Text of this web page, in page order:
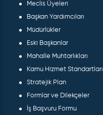
Meclis Üyeleri
Başkan Yardımcıları
Müdürlükler
Eski Başkanlar
Mahalle Muhtarlıkları
Kamu Hizmet Standartları
Stratejik Plan
Formlar ve Dilekçeler
İş Başvuru Formu